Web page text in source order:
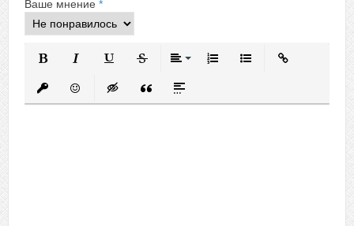
Ваше мнение *
Маркированный
Вставить
Вставить защищенную ссылку
Вставить смайлик
Вставка скрытого текста
Вставка цитаты
Вставка спойлера